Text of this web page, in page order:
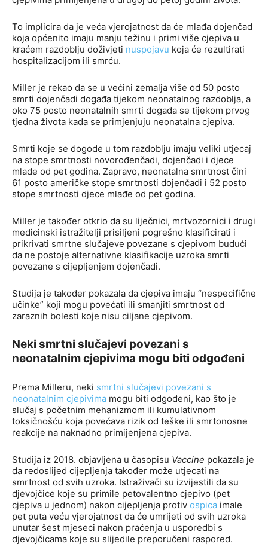
To implicira da je veća vjerojatnost da će mlađa dojenčad
koja općenito imaju manju težinu i primi više cjepiva u
kraćem razdoblju doživjeti nuspojavu koja će rezultirati
hospitalizacijom ili smrću.
Miller je rekao da se u većini zemalja više od 50 posto
smrti dojenčadi događa tijekom neonatalnog razdoblja, a
oko 75 posto neonatalnih smrti događa se tijekom prvog
tjedna života kada se primjenjuju neonatalna cjepiva.
Smrti koje se dogode u tom razdoblju imaju veliki utjecaj
na stope smrtnosti novorođenčadi, dojenčadi i djece
mlađe od pet godina. Zapravo, neonatalna smrtnost čini
61 posto američke stope smrtnosti dojenčadi i 52 posto
stope smrtnosti djece mlađe od pet godina.
Miller je također otkrio da su liječnici, mrtvozornici i drugi
medicinski istražitelji prisiljeni pogrešno klasificirati i
prikrivati ​​smrtne slučajeve povezane s cjepivom budući
da ne postoje alternativne klasifikacije uzroka smrti
povezane s cijepljenjem dojenčadi.
Studija je također pokazala da cjepiva imaju “nespecifične
učinke” koji mogu povećati ili smanjiti smrtnost od
zaraznih bolesti koje nisu ciljane cjepivom.
Neki smrtni slučajevi povezani s
neonatalnim cjepivima mogu biti odgođeni
Prema Milleru, neki smrtni slučajevi povezani s
neonatalnim cjepivima mogu biti odgođeni, kao što je
slučaj s početnim mehanizmom ili kumulativnom
toksičnošću koja povećava rizik od teške ili smrtonosne
reakcije na naknadno primijenjena cjepiva.
Studija iz 2018. objavljena u časopisu Vaccine pokazala je
da redoslijed cijepljenja također može utjecati na
smrtnost od svih uzroka. Istraživači su izvijestili da su
djevojčice koje su primile petovalentno cjepivo (pet
cjepiva u jednom) nakon cijepljenja protiv ospica imale
pet puta veću vjerojatnost da će umrijeti od svih uzroka
unutar šest mjeseci nakon praćenja u usporedbi s
djevojčicama koje su slijedile preporučeni raspored.